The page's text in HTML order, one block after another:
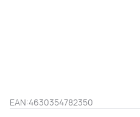
EAN:4630354782350